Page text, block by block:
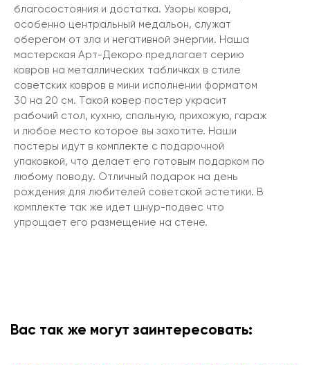
благосостояния и достатка. Узоры ковра,
особенно центральный медальон, служат
оберегом от зла и негативной энергии. Наша
мастерская Арт-Декоро предлагает серию
ковров на металлических табличках в стиле
советских ковров в мини исполнении форматом
30 на 20 см. Такой ковер постер украсит
рабочий стол, кухню, спальную, прихожую, гараж
и любое место которое вы захотите. Наши
постеры идут в комплекте с подарочной
упаковкой, что делает его готовым подарком по
любому поводу. Отличный подарок на день
рождения для любителей советской эстетики. В
комплекте так же идет шнур-подвес что
упрощает его размещение на стене.
Вас так же могут заинтересовать: